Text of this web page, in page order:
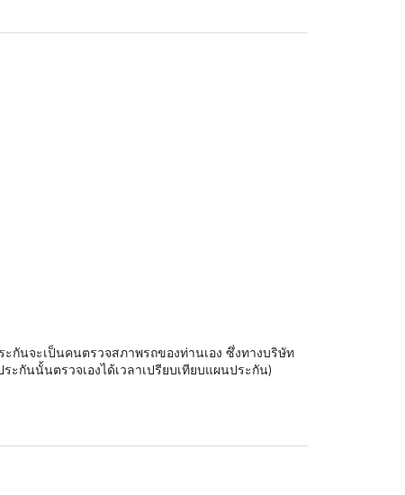
กันจะเป็นคนตรวจสภาพรถของท่านเอง ซึ่งทางบริษัท
กันนั้นตรวจเองได้เวลาเปรียบเทียบแผนประกัน)